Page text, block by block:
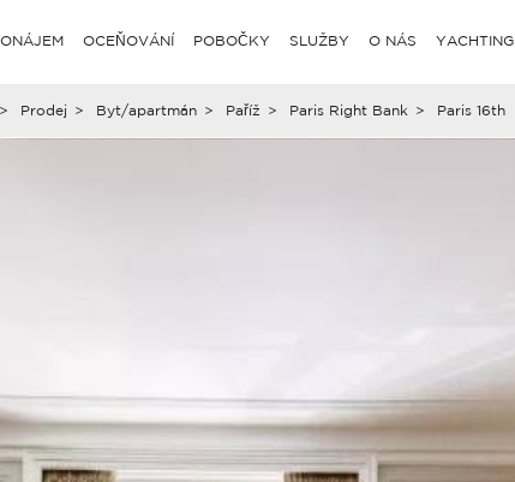
OCEŇOVÁNÍ POBOČKY SLUŽBY O NÁS YACHTING
> Prodej > Byt/apartmán > Paříž > Paris Right Bank > Paris 16th